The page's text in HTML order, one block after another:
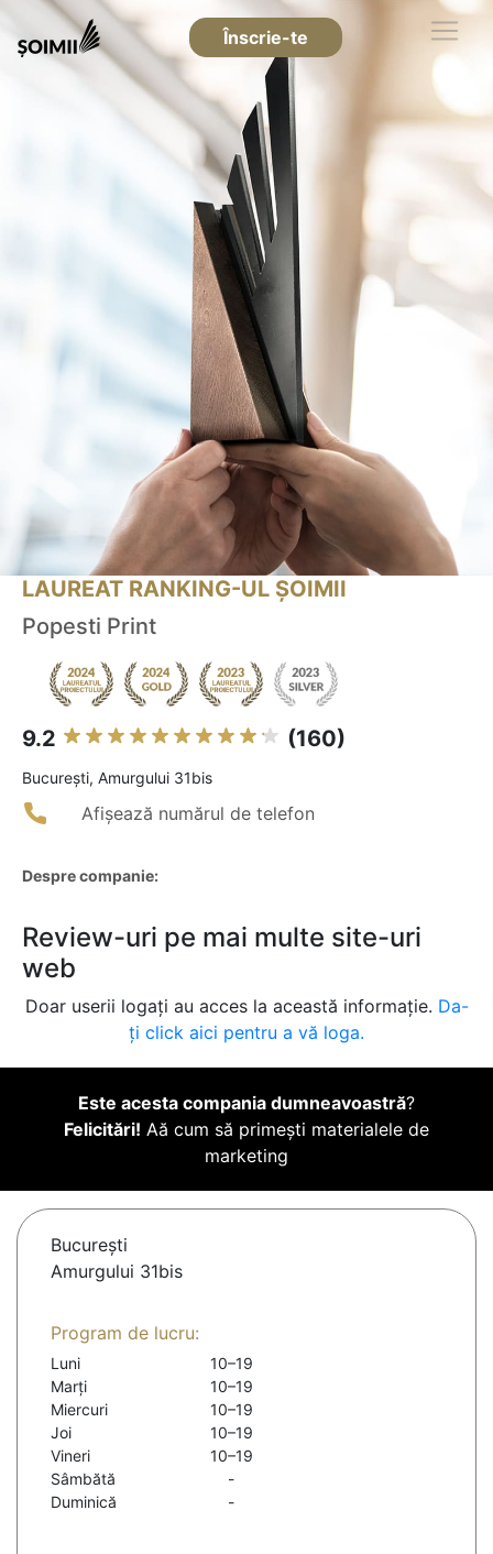
Înscrie-te
LAUREAT RANKING-UL ȘOIMII
Popesti Print
9.2 (160)
Bucureşti, Amurgului 31bis
Afișează numărul de telefon
Despre companie:
Review-uri pe mai multe site-uri
web
Doar userii logați au acces la această informație. Da-
ți click aici pentru a vă loga.
Este acesta compania dumneavoastră?
Felicitări! Aă cum să primești materialele de
marketing
Bucureşti
Amurgului 31bis
Program de lucru:
Luni
10–19
Marți
10–19
Miercuri
10–19
Joi
10–19
Vineri
10–19
Sâmbătă
-
Duminică
-